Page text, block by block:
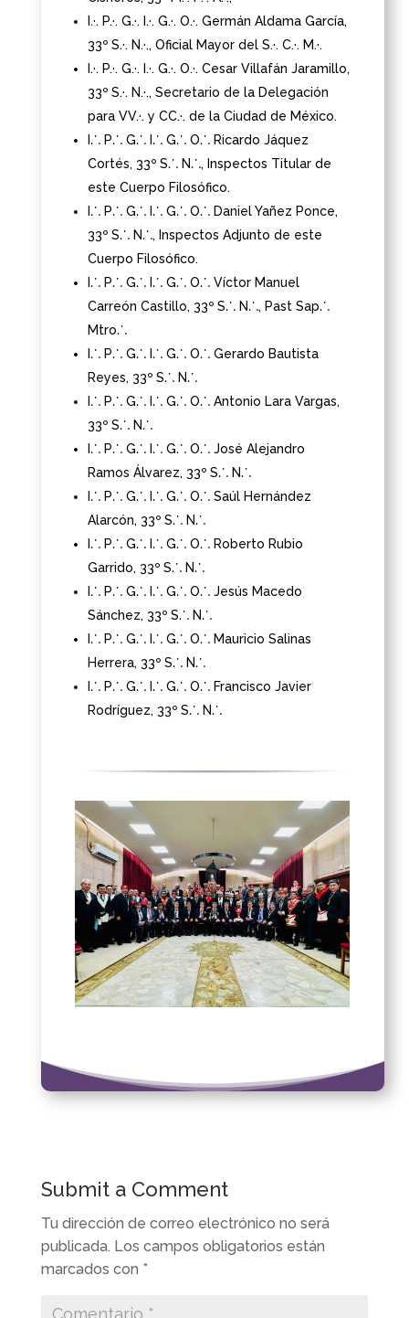
I.·. P.·. G.·. I.·. G.·. O.·. Germán Aldama García,
33º S.·. N.·., Oficial Mayor del S.·. C.·. M.·.
I.·. P.·. G.·. I.·. G.·. O.·. Cesar Villafán Jaramillo,
33º S.·. N.·., Secretario de la Delegación
para VV.·. y CC.·. de la Ciudad de México.
I⸫ P⸫ G⸫ I⸫ G⸫ O⸫ Ricardo Jáquez
Cortés, 33º S⸫ N⸫, Inspectos Titular de
este Cuerpo Filosófico.
I⸫ P⸫ G⸫ I⸫ G⸫ O⸫ Daniel Yañez Ponce,
33º S⸫ N⸫, Inspectos Adjunto de este
Cuerpo Filosófico.
I⸫ P⸫ G⸫ I⸫ G⸫ O⸫ Víctor Manuel
Carreón Castillo, 33º S⸫ N⸫, Past Sap⸫
Mtro⸫
I⸫ P⸫ G⸫ I⸫ G⸫ O⸫ Gerardo Bautista
Reyes, 33º S⸫ N⸫
I⸫ P⸫ G⸫ I⸫ G⸫ O⸫ Antonio Lara Vargas,
33º S⸫ N⸫
I⸫ P⸫ G⸫ I⸫ G⸫ O⸫ José Alejandro
Ramos Álvarez, 33º S⸫ N⸫
I⸫ P⸫ G⸫ I⸫ G⸫ O⸫ Saúl Hernández
Alarcón, 33º S⸫ N⸫
I⸫ P⸫ G⸫ I⸫ G⸫ O⸫ Roberto Rubio
Garrido, 33º S⸫ N⸫
I⸫ P⸫ G⸫ I⸫ G⸫ O⸫ Jesús Macedo
Sánchez, 33º S⸫ N⸫
I⸫ P⸫ G⸫ I⸫ G⸫ O⸫ Mauricio Salinas
Herrera, 33º S⸫ N⸫
I⸫ P⸫ G⸫ I⸫ G⸫ O⸫ Francisco Javier
Rodríguez, 33º S⸫ N⸫
Submit a Comment
Tu dirección de correo electrónico no será
publicada. Los campos obligatorios están
marcados con *